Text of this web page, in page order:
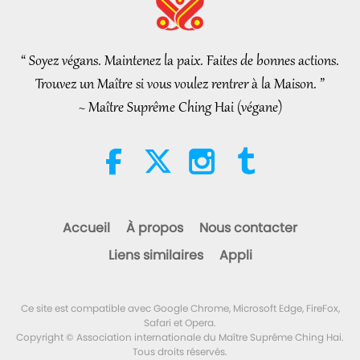
Nouvelles d'exception
Chapitres 71-72, partie 1/2
Manger nous mènera à
l’extinction, partie 1/6
Un voyage à travers les royaumes
esthétiques
“ Soyez végans. Maintenez la paix. Faites de bonnes actions.
Trouvez un Maître si vous voulez rentrer à la Maison. ”
~ Maître Suprême Ching Hai (végane)
Accueil À propos
Nous contacter
Liens similaires
Appli
Ce site est compatible avec Google Chrome, Microsoft Edge, FireFox,
Safari et Opera.
Copyright © Association internationale du Maître Suprême Ching Hai.
Tous droits réservés.